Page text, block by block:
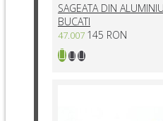
SAGEATA DIN
BUCATI
47.007 145 RON